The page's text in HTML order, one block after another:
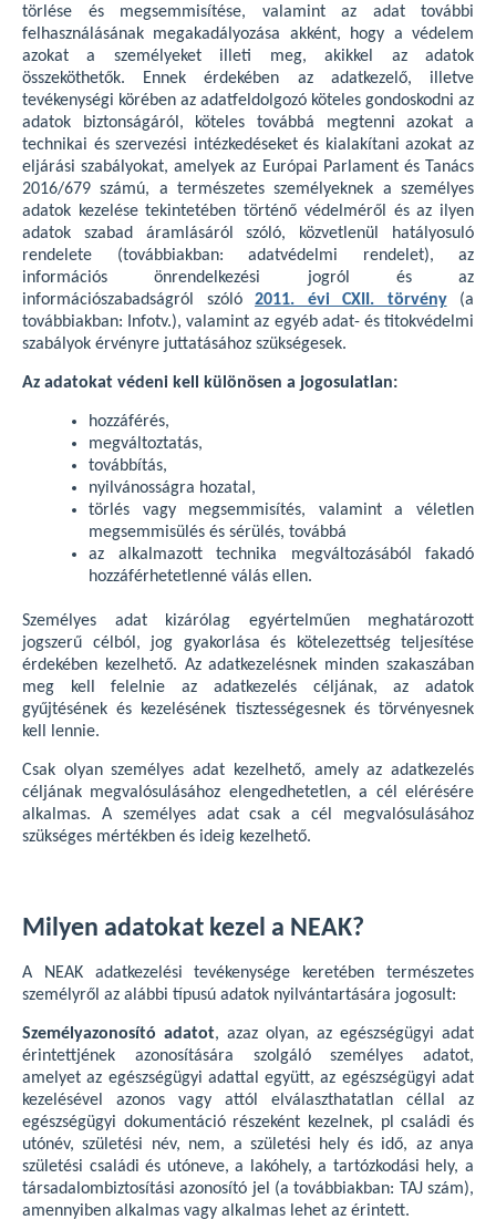
törlése és megsemmisítése, valamint az adat további
felhasználásának megakadályozása akként, hogy a védelem
azokat a személyeket illeti meg, akikkel az adatok
összeköthetők. Ennek érdekében az adatkezelő, illetve
tevékenységi körében az adatfeldolgozó köteles gondoskodni az
adatok biztonságáról, köteles továbbá megtenni azokat a
technikai és szervezési intézkedéseket és kialakítani azokat az
eljárási szabályokat, amelyek az Európai Parlament és Tanács
2016/679 számú, a természetes személyeknek a személyes
adatok kezelése tekintetében történő védelméről és az ilyen
adatok szabad áramlásáról szóló, közvetlenül hatályosuló
rendelete (továbbiakban: adatvédelmi rendelet), az
információs önrendelkezési jogról és az
információszabadságról szóló 2011. évi CXII. törvény(a
továbbiakban: Infotv.), valamint az egyéb adat- és titokvédelmi
szabályok érvényre juttatásához szükségesek.
Az adatokat védeni kell különösen a jogosulatlan:
hozzáférés,
megváltoztatás,
továbbítás,
nyilvánosságra hozatal,
törlés vagy megsemmisítés, valamint a véletlen
megsemmisülés és sérülés, továbbá
az alkalmazott technika megváltozásából fakadó
hozzáférhetetlenné válás ellen.
Személyes adat kizárólag egyértelműen meghatározott
jogszerű célból, jog gyakorlása és kötelezettség teljesítése
érdekében kezelhető. Az adatkezelésnek minden szakaszában
meg kell felelnie az adatkezelés céljának, az adatok
gyűjtésének és kezelésének tisztességesnek és törvényesnek
kell lennie.
Csak olyan személyes adat kezelhető, amely az adatkezelés
céljának megvalósulásához elengedhetetlen, a cél elérésére
alkalmas. A személyes adat csak a cél megvalósulásához
szükséges mértékben és ideig kezelhető.
Milyen adatokat kezel a NEAK?
A NEAK adatkezelési tevékenysége keretében természetes
személyről az alábbi típusú adatok nyilvántartására jogosult:
Személyazonosító adatot, azaz olyan, az egészségügyi adat
érintettjének azonosítására szolgáló személyes adatot,
amelyet az egészségügyi adattal együtt, az egészségügyi adat
kezelésével azonos vagy attól elválaszthatatlan céllal az
egészségügyi dokumentáció részeként kezelnek, pl családi és
utónév, születési név, nem, a születési hely és idő, az anya
születési családi és utóneve, a lakóhely, a tartózkodási hely, a
társadalombiztosítási azonosító jel (a továbbiakban: TAJ szám),
amennyiben alkalmas vagy alkalmas lehet az érintett.